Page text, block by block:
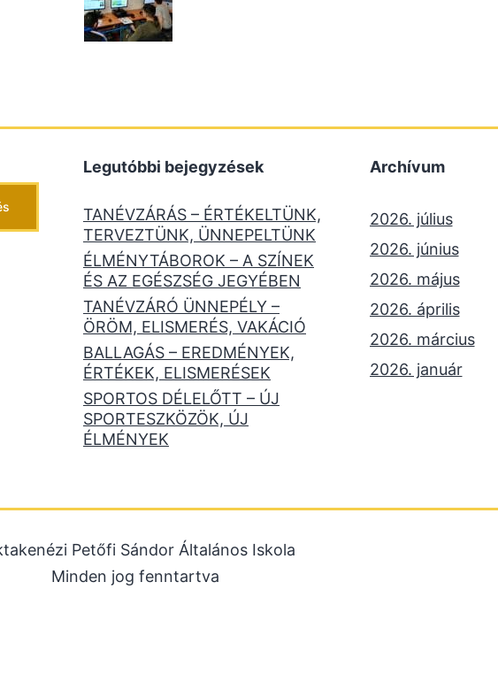
Legutóbbi bejegyzések
TANÉVZÁRÁS – ÉRTÉKELTÜNK,
TERVEZTÜNK, ÜNNEPELTÜNK
ÉLMÉNYTÁBOROK – A SZÍNEK
ÉS AZ EGÉSZSÉG JEGYÉBEN
TANÉVZÁRÓ ÜNNEPÉLY –
ÖRÖM, ELISMERÉS, VAKÁCIÓ
BALLAGÁS – EREDMÉNYEK,
ÉRTÉKEK, ELISMERÉSEK
SPORTOS DÉLELŐTT – ÚJ
SPORTESZKÖZÖK, ÚJ
ÉLMÉNYEK
Archívum
2026. július
2026. június
2026. május
2026. április
2026. március
2026. január
Petőfi Sándor Általános Iskola
Minden jog fenntartva